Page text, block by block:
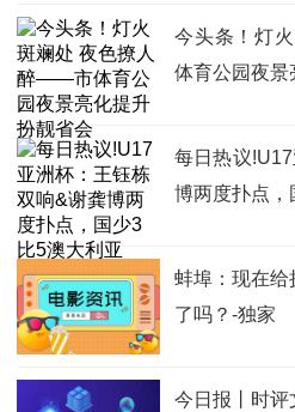
今头条！灯
体育公园夜景
每日热议
博两度扑点，
蚌埠：现在给
了吗？-独家
今日报丨时评